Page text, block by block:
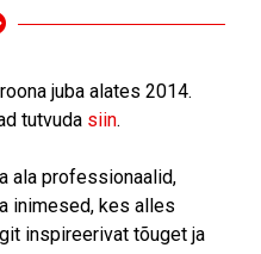
juba alates 2014.
tutvuda siin.
ala professionaalid,
inimesed, kes alles
inspireerivat tõuget ja